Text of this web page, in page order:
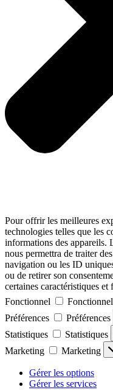
Pour offrir les meilleures
technologies telles que les
informations des appareils.
nous permettra de traiter
navigation ou les ID
ou de retirer son
certaines caractéristiques et
Fonctionnel
Fonctionnel
Préférences
Préférences
Statistiques
Statistiques
Marketing
Marketing
Gérer les options
Gérer les services